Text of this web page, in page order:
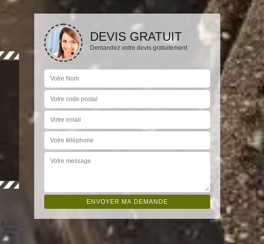
DEVIS GRATUIT
Demandez votre devis gratuitement